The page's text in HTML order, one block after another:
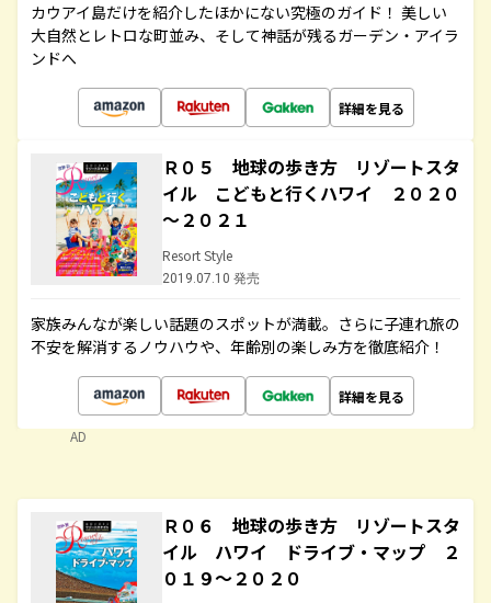
カウアイ島だけを紹介したほかにない究極のガイド！ 美しい
大自然とレトロな町並み、そして神話が残るガーデン・アイラ
ンドへ
詳細を見る
Ｒ０５ 地球の歩き方 リゾートスタ
イル こどもと行くハワイ ２０２０
～２０２１
Resort Style
2019.07.10 発売
家族みんなが楽しい話題のスポットが満載。さらに子連れ旅の
不安を解消するノウハウや、年齢別の楽しみ方を徹底紹介！
詳細を見る
AD
Ｒ０６ 地球の歩き方 リゾートスタ
イル ハワイ ドライブ・マップ ２
０１９～２０２０